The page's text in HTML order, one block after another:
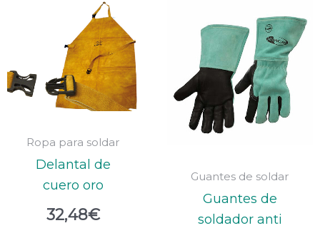
Ropa para soldar
Delantal de
cuero oro
32,48€
Guantes de soldar
Guantes de
soldador anti